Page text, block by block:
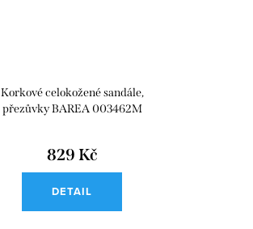
Korkové celokožené sandále,
přezůvky BAREA 003462M
829 Kč
DETAIL